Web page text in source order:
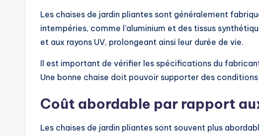
Les chaises de jardin pliantes sont généralement
intempéries, comme l’aluminium et des tissus
et aux rayons UV, prolongeant ainsi leur durée de vie.
Il est important de vérifier les spécifications du
Une bonne chaise doit pouvoir supporter des
Coût abordable par rapport
Les chaises de jardin pliantes sont souvent plus